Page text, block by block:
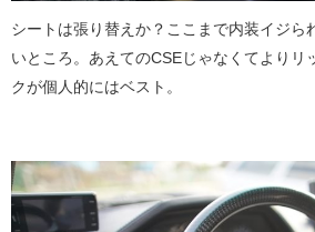
シートは張り替えか？ここまで内装イジら
いところ。あえてのCSEじゃなくてよりリ
クが個人的にはベスト。